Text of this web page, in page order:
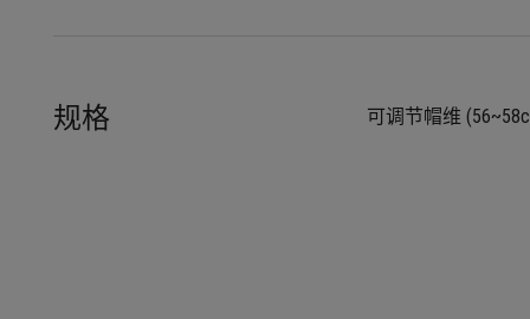
规格 可调节帽维